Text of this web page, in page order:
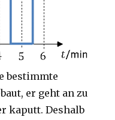
bestimmte
er geht an zu
kaputt. Deshalb